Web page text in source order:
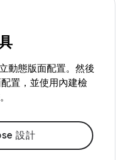
動態版面配置。然後
置，並使用內建檢
設計